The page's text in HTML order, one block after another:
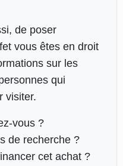
de poser
vous êtes en droit
sur les
qui
visiter.
vous ?
de recherche ?
cet achat ?